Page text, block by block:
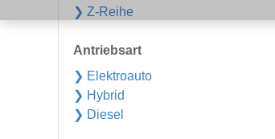
❯ Z-Reihe
Antriebsart
❯ Elektroauto
❯ Hybrid
❯ Diesel